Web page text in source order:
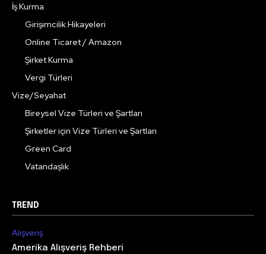
İş Kurma
Girişimcilik Hikayeleri
Online Ticaret / Amazon
Şirket Kurma
Vergi Türleri
Vize/Seyahat
Bireysel Vize Türleri ve Şartları
Şirketler için Vize Türleri ve Şartları
Green Card
Vatandaşlık
TREND
Alışveriş
Amerika Alışveriş Rehberi